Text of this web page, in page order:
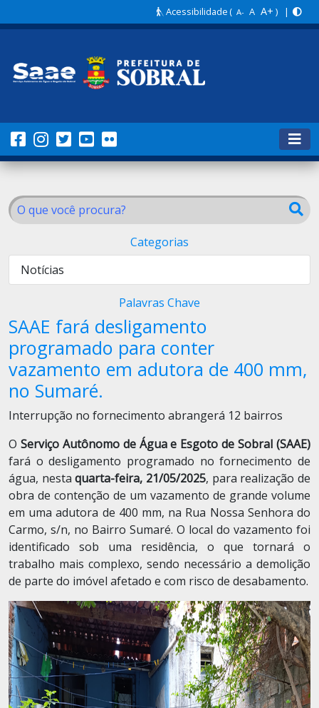
Acessibilidade( A- A A+ ) |
Categorias
Notícias
Palavras Chave
SAAE fará desligamento
programado para conter
vazamento em adutora de 400 mm,
no Sumaré.
Interrupção no fornecimento abrangerá 12 bairros
O Serviço Autônomo de Água e Esgoto de Sobral (SAAE)
fará o desligamento programado no fornecimento de
água, nestaquarta-feira, 21/05/2025, para realização de
obra de contenção de um vazamento de grande volume
em uma adutora de 400 mm, na Rua Nossa Senhora do
Carmo, s/n, no Bairro Sumaré. O local do vazamento foi
identificado sob uma residência, o que tornará o
trabalho mais complexo, sendo necessário a demolição
de parte do imóvel afetado e com risco de desabamento.